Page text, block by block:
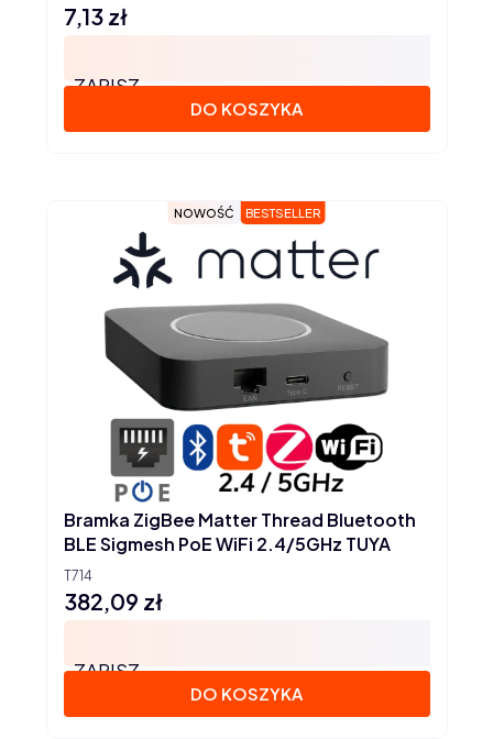
Cena
7,13 zł
ZAPISZ
DO KOSZYKA
BESTSELLER
NOWOŚĆ
T714
Bramka ZigBee Matter Thread Bluetooth
BLE Sigmesh PoE WiFi 2.4/5GHz TUYA
Cena
382,09 zł
ZAPISZ
DO KOSZYKA